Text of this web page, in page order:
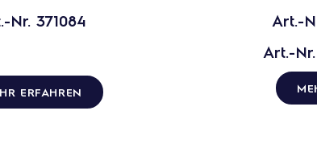
Nr. 371084
ERFAHREN
Art.-
Art.-